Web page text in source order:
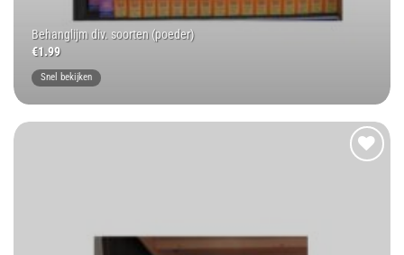
Behanglijm div. soorten (poeder)
€1.99
Snel bekijken